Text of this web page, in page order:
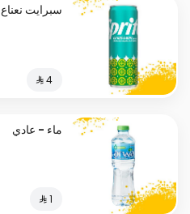
سبرايت نعناع
⁨⁦‪‬ 4⁩
ماء - عادي